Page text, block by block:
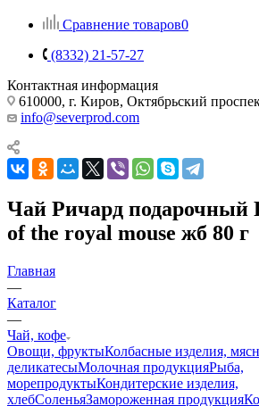
Сравнение товаров0
(8332) 21-57-27
Контактная информация
610000, г. Киров, Октябрьский
info@severprod.com
Чай Ричард подарочный
of the royal mouse жб 80 г
Главная
—
Каталог
—
Чай, кофе
Овощи, фруктыКолбасные изделия,
деликатесыМолочная продукцияРыба,
морепродуктыКондитерские изделия,
хлебСоленьяЗамороженная продукция